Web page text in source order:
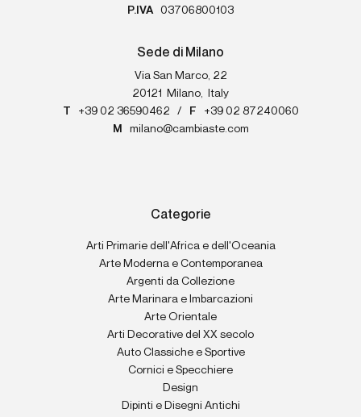
P.IVA
03706800103
Sede di Milano
Via San Marco, 22
20121
Milano,
Italy
T
+39 02 36590462 / F
+39 02 87240060
M
milano@cambiaste.com
Categorie
Arti Primarie dell'Africa e dell'Oceania
Arte Moderna e Contemporanea
Argenti da Collezione
Arte Marinara e Imbarcazioni
Arte Orientale
Arti Decorative del XX secolo
Auto Classiche e Sportive
Cornici e Specchiere
Design
Dipinti e Disegni Antichi